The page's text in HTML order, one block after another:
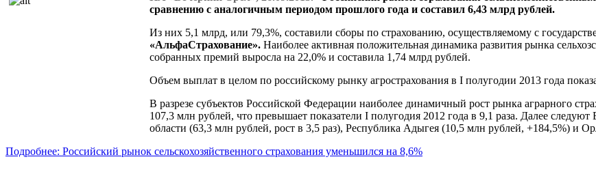
сравнению с аналогичным периодом прошлого года и составил 6,43 млрд рублей.
Из них 5,1 млрд, или 79,3%, составили сборы по страхованию, осуществляемому с
«АльфаСтрахование». Наиболее активная положительная динамика развития рынка
собранных премий выросла на 22,0% и составила 1,74 млрд рублей.
Объем выплат в целом по российскому рынку агрострахования в I полугодии 2013 года
В разрезе субъектов Российской Федерации наиболее динамичный рост рынка аграрного
107,3 млн рублей, что превышает показатели I полугодия 2012 года в 9,1 раза. Далее
области (63,3 млн рублей, рост в 3,5 раз), Республика Адыгея (10,5 млн рублей, +184,5%) и
Подробнее: Российский рынок сельскохозяйственного страхования уменьшился на 8,6%